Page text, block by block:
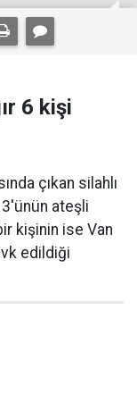
6 kişi
çıkan silahlı
3'ünün ateşli
kişinin ise Van
edildiği